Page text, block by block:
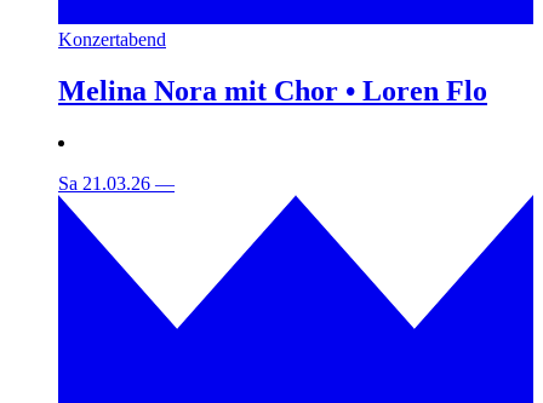
Konzertabend
Melina Nora mit Chor • Loren Flo
Sa 21.03.26 —